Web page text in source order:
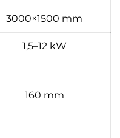
3000×1500 mm
1,5–12 kW
160 mm